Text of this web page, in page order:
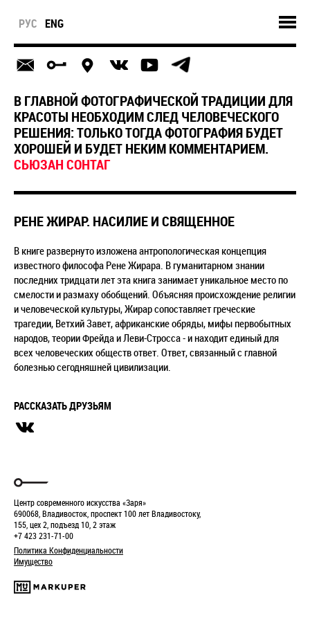
РУС ENG
В ГЛАВНОЙ ФОТОГРАФИЧЕСКОЙ ТРАДИЦИИ ДЛЯ
КРАСОТЫ НЕОБХОДИМ СЛЕД ЧЕЛОВЕЧЕСКОГО
РЕШЕНИЯ: ТОЛЬКО ТОГДА ФОТОГРАФИЯ БУДЕТ
ХОРОШЕЙ И БУДЕТ НЕКИМ КОММЕНТАРИЕМ.
СЬЮЗАН CОНТАГ
РЕНЕ ЖИРАР. НАСИЛИЕ И СВЯЩЕННОЕ
В книге развернуто изложена антропологическая концепция
известного философа Рене Жирара. В гуманитарном знании
последних тридцати лет эта книга занимает уникальное место по
смелости и размаху обобщений. Объясняя происхождение религии
и человеческой культуры, Жирар сопоставляет греческие
трагедии, Ветхий Завет, африканские обряды, мифы первобытных
народов, теории Фрейда и Леви-Стросса - и находит единый для
всех человеческих обществ ответ. Ответ, связанный с главной
болезнью сегодняшней цивилизации.
РАССКАЗАТЬ ДРУЗЬЯМ
Центр современного искусства «Заря»
690068, Владивосток, проспект 100 лет Владивостоку,
155, цех 2, подъезд 10, 2 этаж
+7 423 231-71-00
Политика Конфиденциальности
Имущество